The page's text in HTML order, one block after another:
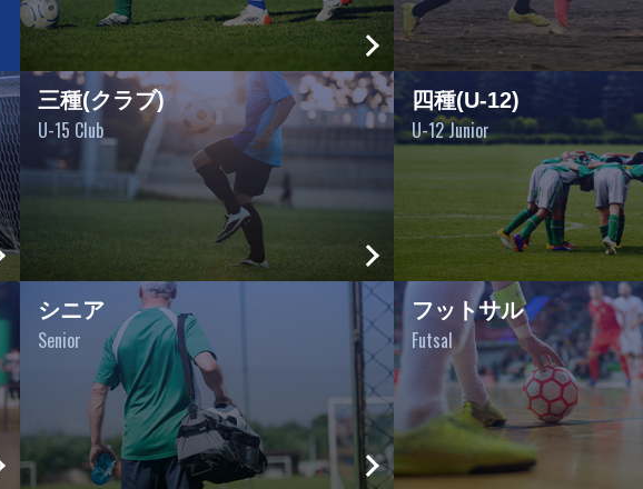
三種(クラブ)
U-15 Club
四種(U-12)
U-12 Junior
シニア
Senior
フットサル
Futsal